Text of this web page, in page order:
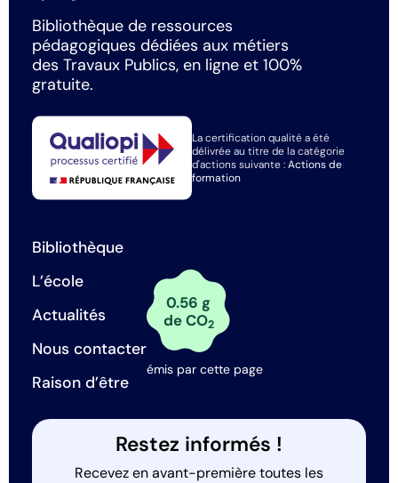
Bibliothèque de ressources
pédagogiques dédiées aux métiers
des Travaux Publics, en ligne et 100%
gratuite.
La certification qualité a été
délivrée au titre de la catégorie
d'actions suivante :Actions de
formation
Bibliothèque
L’école
Actualités
Nous contacter
Raison d’être
0.56 g
de CO2
émis par cette page
Restez informés !
Recevez en avant-première toutes les